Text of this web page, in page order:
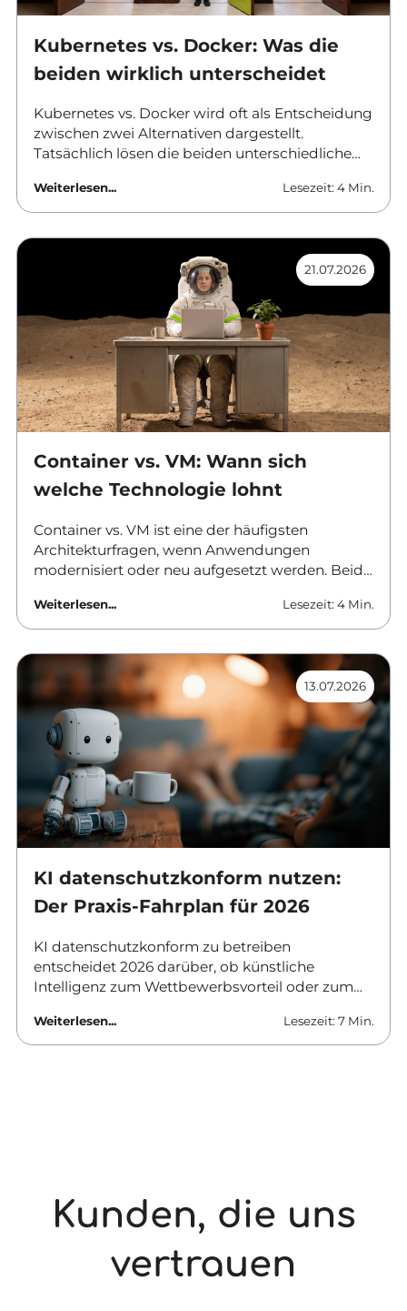
Kubernetes vs. Docker: Was die
beiden wirklich unterscheidet
Kubernetes vs. Docker wird oft als Entscheidung
zwischen zwei Alternativen dargestellt.
Tatsächlich lösen die beiden unterschiedliche
gemeinsam eingesetzt. Dieser Beitrag ordnet
ein, was Docker leistet, wo Kubernetes ansetzt
und ab wann sich der Aufwand einer
vollwertigen Orchestrierung überhaupt rechnet.
Weiterlesen... Lesezeit: 4 Min.
21.07.2026
Container vs. VM: Wann sich
welche Technologie lohnt
Container vs. VM ist eine der häufigsten
Architekturfragen, wenn Anwendungen
modernisiert oder neu aufgesetzt werden. Beide
darunterliegenden Hardware, aber sie tun es auf
unterschiedlichen Ebenen und mit
unterschiedlichen Folgen für Betrieb, Sicherheit
und Kosten. Dieser Beitrag ordnet die
Unterschiede ein und nennt Kriterien für die
Auswahl.
Weiterlesen... Lesezeit: 4 Min.
13.07.2026
KI datenschutzkonform nutzen:
Der Praxis-Fahrplan für 2026
KI datenschutzkonform zu betreiben
entscheidet 2026 darüber, ob künstliche
Intelligenz zum Wettbewerbsvorteil oder zum
Unternehmen und Behörden brauchen klare
Antworten: Welche Tools sind erlaubt, was
Weiterlesen... Lesezeit: 7 Min.
Kunden, die uns
vertrauen